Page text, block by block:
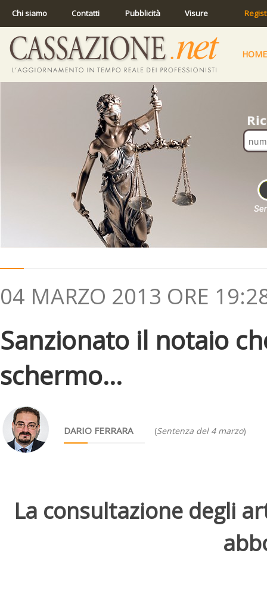
Chi siamo Contatti Pubblicità Visure
HOME
04 MARZO 2013 ORE
Sanzionato il notaio
schermo...
DARIO FERRARA (Sentenza del 4 marzo)
La consultazione degli